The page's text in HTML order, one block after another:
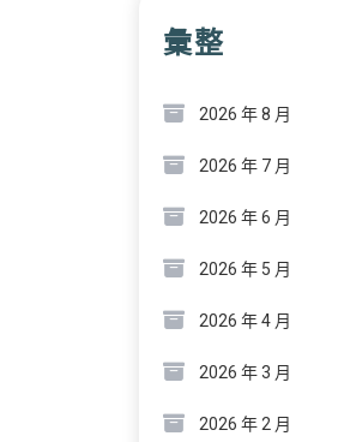
彙整
2026 年 8 月
2026 年 7 月
2026 年 6 月
2026 年 5 月
2026 年 4 月
2026 年 3 月
2026 年 2 月